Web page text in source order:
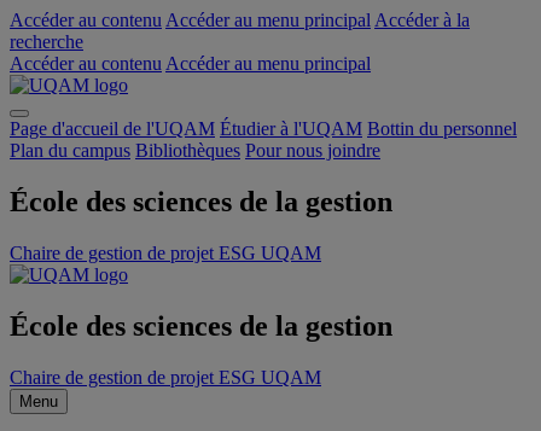
Accéder au contenu Accéder au menu principal Accéder à la
recherche
Accéder au contenu Accéder au menu principal
Page d'accueil de l'UQAM Étudier à l'UQAM Bottin du personnel
Plan du campus Bibliothèques Pour nous joindre
École des sciences de la gestion
Chaire de gestion de projet ESG UQAM
École des sciences de la gestion
Chaire de gestion de projet ESG UQAM
Menu